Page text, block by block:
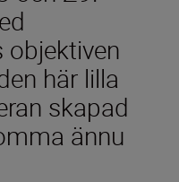
objektiven
här lilla
skapad
ännu